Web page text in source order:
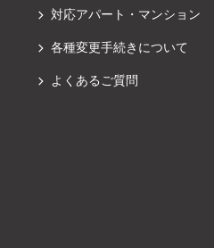
対応アパート・マンション
各種変更手続きについて
よくあるご質問